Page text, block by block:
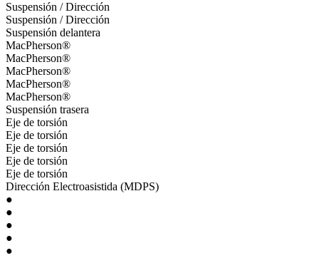
Suspensión / Dirección
Suspensión / Dirección
Suspensión delantera
MacPherson®
MacPherson®
MacPherson®
MacPherson®
MacPherson®
Suspensión trasera
Eje de torsión
Eje de torsión
Eje de torsión
Eje de torsión
Eje de torsión
Dirección Electroasistida (MDPS)
●
●
●
●
●